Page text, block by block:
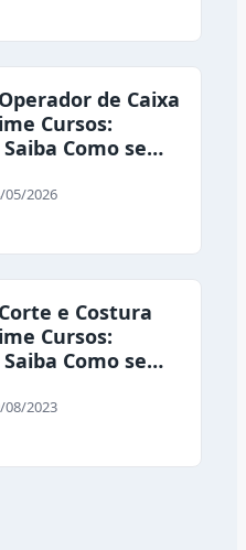
de Caixa
Cursos:
Como se
05/2026
e Costura
Cursos:
Como se
08/2023